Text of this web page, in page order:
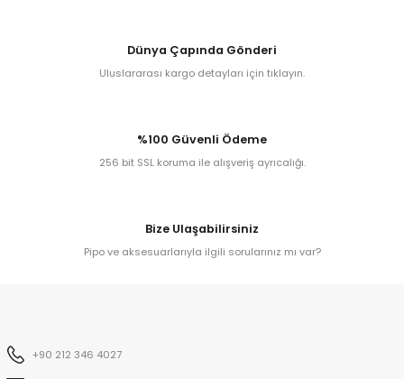
Dünya Çapında Gönderi
Uluslararası kargo detayları için tıklayın.
%100 Güvenli Ödeme
256 bit SSL koruma ile alışveriş ayrıcalığı.
Bize Ulaşabilirsiniz
Pipo ve aksesuarlarıyla ilgili sorularınız mı var?
+90 212 346 4027